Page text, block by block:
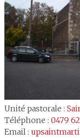
Unité pastorale :
Téléphone : 0479
Email :